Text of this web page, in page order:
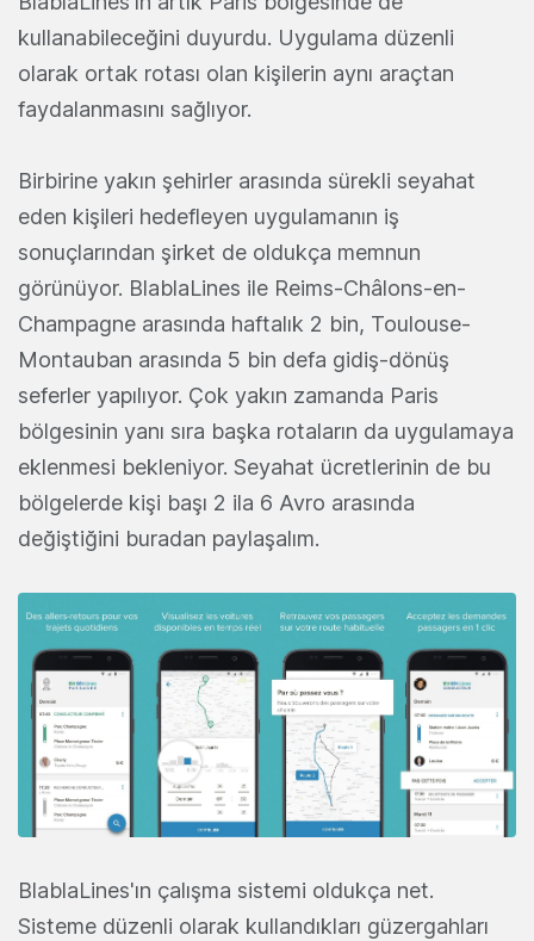
kullanabileceğini duyurdu. Uygulama düzenli
olarak ortak rotası olan kişilerin aynı araçtan
faydalanmasını sağlıyor.
Birbirine yakın şehirler arasında sürekli seyahat
eden kişileri hedefleyen uygulamanın iş
sonuçlarından şirket de oldukça memnun
görünüyor. BlablaLines ile Reims-Châlons-en-
Champagne arasında haftalık 2 bin, Toulouse-
Montauban arasında 5 bin defa gidiş-dönüş
seferler yapılıyor. Çok yakın zamanda Paris
bölgesinin yanı sıra başka rotaların da uygulamaya
eklenmesi bekleniyor. Seyahat ücretlerinin de bu
bölgelerde kişi başı 2 ila 6 Avro arasında
değiştiğini buradan paylaşalım.
BlablaLines'ın çalışma sistemi oldukça net.
Sisteme düzenli olarak kullandıkları güzergahları